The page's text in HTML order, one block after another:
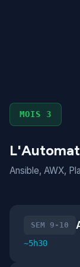
MOIS 3
Ansible, AWX,
SEM 9-10
~5h30